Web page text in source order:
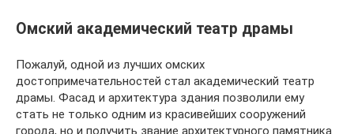
Омский академический театр драмы
Пожалуй, одной из лучших омских
достопримечательностей стал академический театр
драмы. Фасад и архитектура здания позволили ему
стать не только одним из красивейших сооружений
города, но и получить звание архитектурного памятника